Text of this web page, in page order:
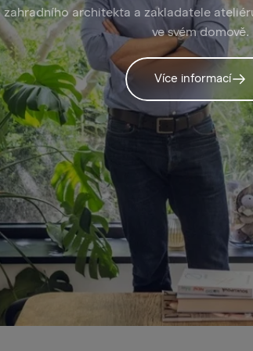
zahradního architekta a zakladatele
ve svém domově.
Více informací